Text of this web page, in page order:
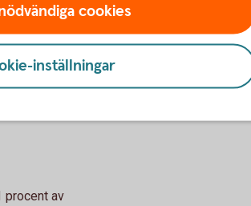
uppger 34
uppger en
särskilt bland de
procent av
cookies
inställningar